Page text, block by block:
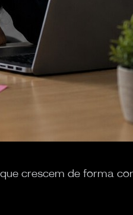
crescem de forma